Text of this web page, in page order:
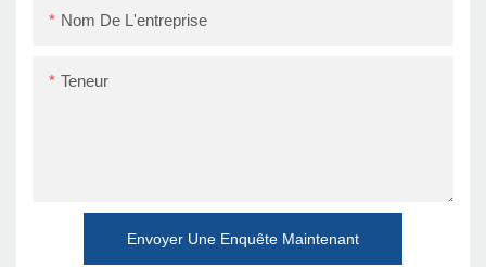
Nom De L'entreprise
Teneur
Envoyer Une Enquête Maintenant